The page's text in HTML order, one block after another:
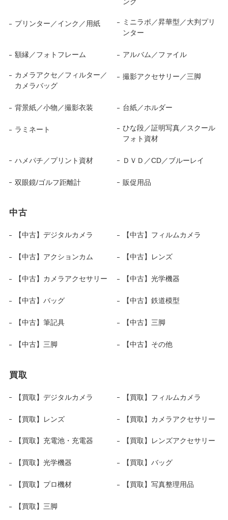
ンク
プリンター／インク／用紙
ミニラボ／昇華型／大判プリ
ンター
額縁／フォトフレーム アルバム／ファイル
カメラアクセ／フィルター／
カメラバッグ
撮影アクセサリー／三脚
背景紙／小物／撮影衣装 台紙／ホルダー
ラミネート
ひな段／証明写真／スクール
フォト資材
ハメパチ／プリント資材 ＤＶＤ／CD／ブルーレイ
双眼鏡/ゴルフ距離計 販促用品
中古
【中古】デジタルカメラ 【中古】フィルムカメラ
【中古】アクションカム 【中古】レンズ
【中古】カメラアクセサリー 【中古】光学機器
【中古】バッグ 【中古】鉄道模型
【中古】筆記具 【中古】三脚
【中古】三脚 【中古】その他
買取
【買取】デジタルカメラ 【買取】フィルムカメラ
【買取】レンズ 【買取】カメラアクセサリー
【買取】充電池・充電器 【買取】レンズアクセサリー
【買取】光学機器 【買取】バッグ
【買取】プロ機材 【買取】写真整理用品
【買取】三脚